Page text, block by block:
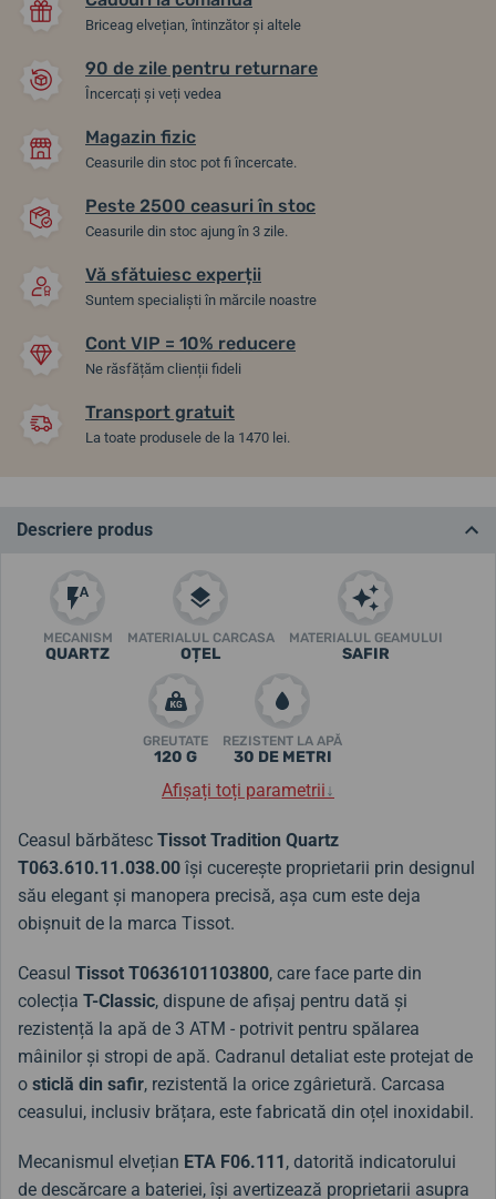
Briceag elvețian, întinzător și altele
90 de zile pentru returnare
Încercați și veți vedea
Magazin fizic
Ceasurile din stoc pot fi încercate.
Peste 2500 ceasuri în stoc
Ceasurile din stoc ajung în 3 zile.
Vă sfătuiesc experții
Suntem specialiști în mărcile noastre
Cont VIP = 10% reducere
Ne răsfățăm clienții fideli
Transport gratuit
La toate produsele de la 1470 lei.
Descriere produs
MECANISM
QUARTZ
MATERIALUL CARCASA
OȚEL
MATERIALUL GEAMULUI
SAFIR
GREUTATE
120 G
REZISTENT LA APĂ
30 DE METRI
Afișați toți parametrii↓
Ceasul bărbătesc Tissot Tradition Quartz
T063.610.11.038.00 își cucerește proprietarii prin designul
său elegant și manopera precisă, așa cum este deja
obișnuit de la marca Tissot.
Ceasul Tissot T0636101103800, care face parte din
colecția T-Classic, dispune de afișaj pentru dată și
rezistență la apă de 3 ATM - potrivit pentru spălarea
mâinilor și stropi de apă. Cadranul detaliat este protejat de
o sticlă din safir, rezistentă la orice zgârietură. Carcasa
ceasului, inclusiv brățara, este fabricată din oțel inoxidabil.
Mecanismul elvețian ETA F06.111, datorită indicatorului
de descărcare a bateriei, își avertizează proprietarii asupra